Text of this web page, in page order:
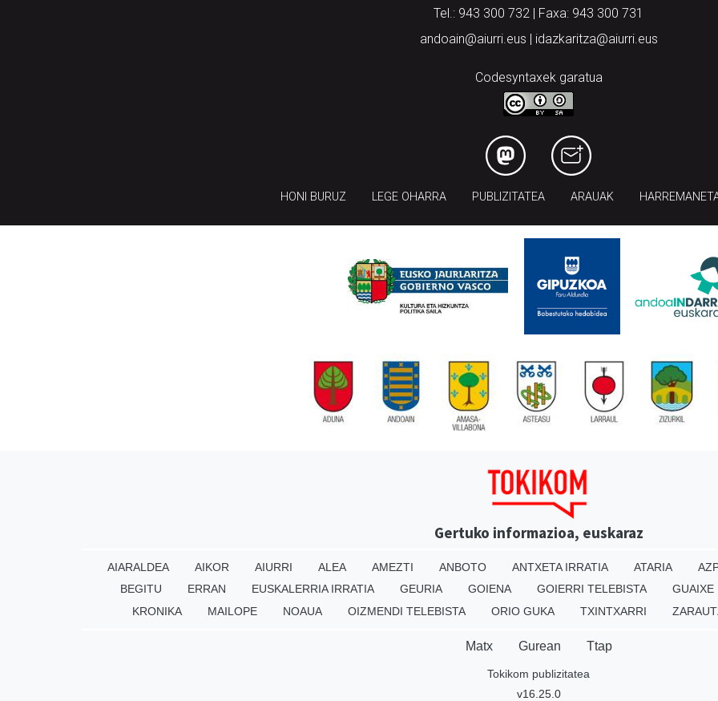
Tel.: 943 300 732 | Faxa: 943 300 731
andoain@aiurri.eus | idazkaritza@aiurri.eus
Codesyntaxek garatua
HONI BURUZ LEGE OHARRA PUBLIZITATEA ARAUAK
Gertuko informazioa, euskaraz
AIARALDEA AIKOR AIURRI ALEA AMEZTI ANBOTO ANTXETA IRRATIA ATARIA
BEGITU
ERRAN EUSKALERRIA IRRATIA GEURIA GOIENA GOIERRI TELEBISTA GUAIXE
KRONIKA
MAILOPE NOAUA OIZMENDI TELEBISTA ORIO GUKA TXINTXARRI
Matx Gurean Ttap
Tokikom publizitatea
v16.25.0